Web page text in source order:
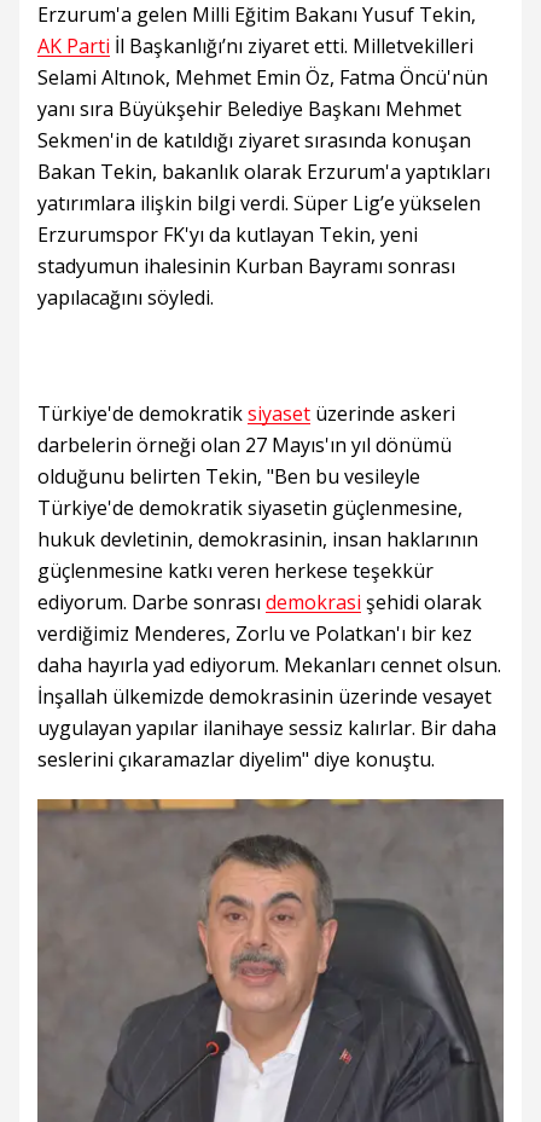
Erzurum'a gelen Milli Eğitim Bakanı Yusuf Tekin,
AK Parti İl Başkanlığı’nı ziyaret etti. Milletvekilleri
Selami Altınok, Mehmet Emin Öz, Fatma Öncü'nün
yanı sıra Büyükşehir Belediye Başkanı Mehmet
Sekmen'in de katıldığı ziyaret sırasında konuşan
Bakan Tekin, bakanlık olarak Erzurum'a yaptıkları
yatırımlara ilişkin bilgi verdi. Süper Lig’e yükselen
Erzurumspor FK'yı da kutlayan Tekin, yeni
stadyumun ihalesinin Kurban Bayramı sonrası
yapılacağını söyledi.
Türkiye'de demokratiksiyaset üzerinde askeri
darbelerin örneği olan 27 Mayıs'ın yıl dönümü
olduğunu belirten Tekin, "Ben bu vesileyle
Türkiye'de demokratik siyasetin güçlenmesine,
hukuk devletinin, demokrasinin, insan haklarının
güçlenmesine katkı veren herkese teşekkür
ediyorum. Darbe sonrası demokrasi şehidi olarak
verdiğimiz Menderes, Zorlu ve Polatkan'ı bir kez
daha hayırla yad ediyorum. Mekanları cennet olsun.
İnşallah ülkemizde demokrasinin üzerinde vesayet
uygulayan yapılar ilanihaye sessiz kalırlar. Bir daha
seslerini çıkaramazlar diyelim" diye konuştu.